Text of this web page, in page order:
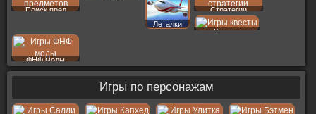
Поиск пред
Леталки
Стратегии
Квесты
ФНФ моды
Игры по персонажам